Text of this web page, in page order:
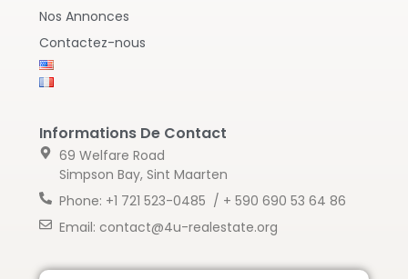
Nos Annonces
Contactez-nous
Informations De Contact
69 Welfare Road
Simpson Bay, Sint Maarten
Phone: +1 721 523-0485 / + 590 690 53 64 86
Email: contact@4u-realestate.org